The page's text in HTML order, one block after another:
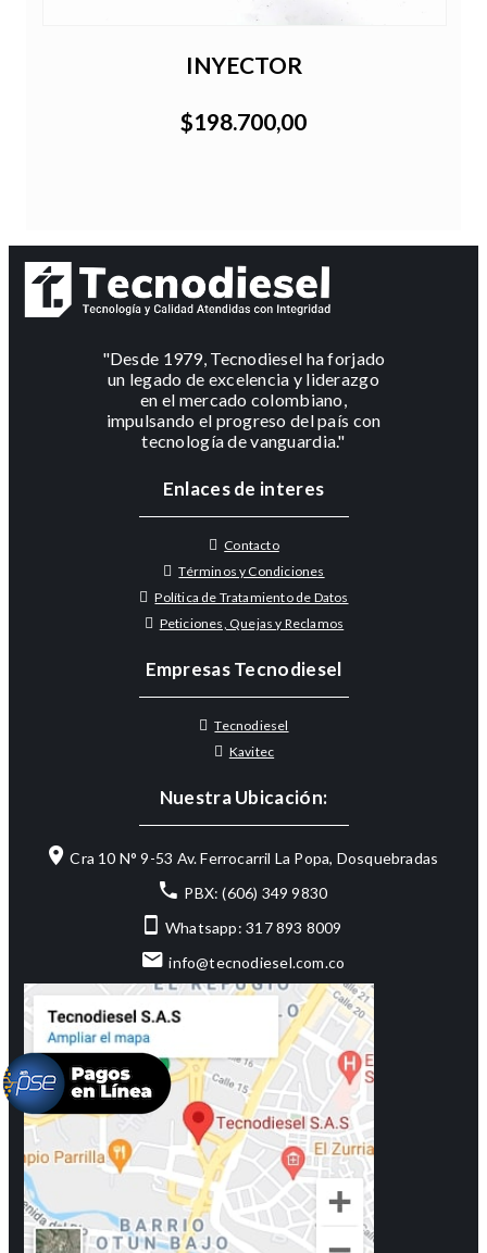
INYECTOR
$198.700,00
"Desde 1979, Tecnodiesel ha forjado
un legado de excelencia y liderazgo
en el mercado colombiano,
impulsando el progreso del país con
tecnología de vanguardia."
Enlaces de interes
Contacto
Términos y Condiciones
Política de Tratamiento de Datos
Peticiones, Quejas y Reclamos
Empresas Tecnodiesel
Tecnodiesel
Kavitec
Nuestra Ubicación:
Cra 10 N° 9-53 Av. Ferrocarril La Popa, Dosquebradas
PBX: (606) 349 9830
Whatsapp: 317 893 8009
info@tecnodiesel.com.co